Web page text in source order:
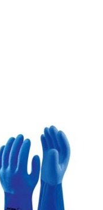
This
product
has
multiple
variants.
The